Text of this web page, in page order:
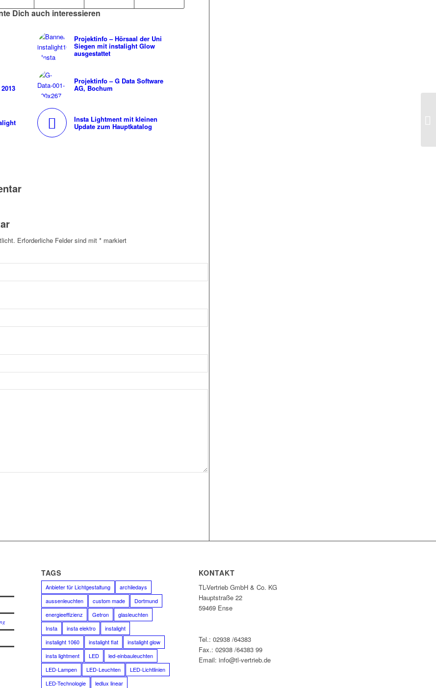
Dich auch interessieren
Projektinfo – Hörsaal der Uni
Siegen mit instalight Glow
ausgestattet
Projektinfo – G Data Software
AG, Bochum
Insta Lightment mit kleinen
Update zum Hauptkatalog
Erforderliche Felder sind mit * markiert
TAGS
Anbieter für Lichtgestaltung
archiledays
aussenleuchten
custom made
Dortmund
energieeffizienz
Getron
glasleuchten
Insta
insta elektro
instalight
instalight 1060
instalight flat
instalight glow
insta lightment
LED
led-einbauleuchten
LED-Lampen
LED-Leuchten
LED-Lichtlinien
LED-Technologie
ledlux linear
KONTAKT
TL-Vertrieb GmbH & Co. KG
Hauptstraße 22
59469 Ense
Tel.: 02938 /64383
Fax.: 02938 /64383 99
Email: info@tl-vertrieb.de